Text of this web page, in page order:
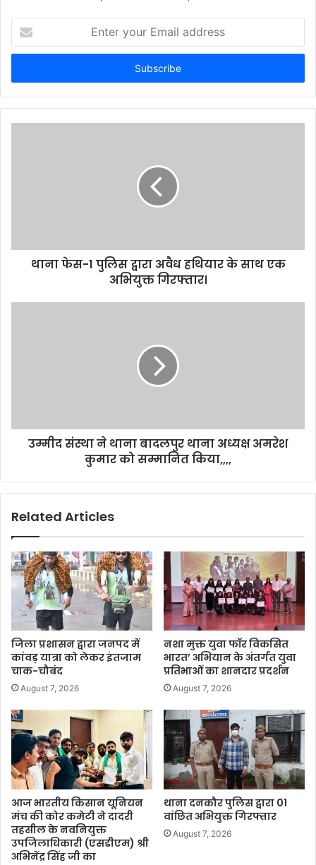
your
Email
थाना फेस-1 पुलिस द्वारा अवैध हथियार के साथ एक
अभियुक्त गिरफ्तार।
उम्मीद संस्था ने थाना बादलपुर थाना अध्यक्ष अमरेश
कुमार को सम्मानित किया,,,,
Related Articles
जिला प्रशासन द्वारा जनपद में
कांवड़ यात्रा को लेकर इंतजाम
चाक-चौबंद
August 7, 2026
नशा मुक्त युवा फॉर विकसित
भारत’ अभियान के अंतर्गत युवा
प्रतिभाओं का शानदार प्रदर्शन
August 7, 2026
आज भारतीय किसान यूनियन
मंच की कोर कमेटी ने दादरी
तहसील के नवनियुक्त
उपजिलाधिकारी (एसडीएम) श्री
अभिनेंद्र सिंह जी का
थाना दनकौर पुलिस द्वारा 01
वांछित अभियुक्त गिरफ्तार
August 7, 2026